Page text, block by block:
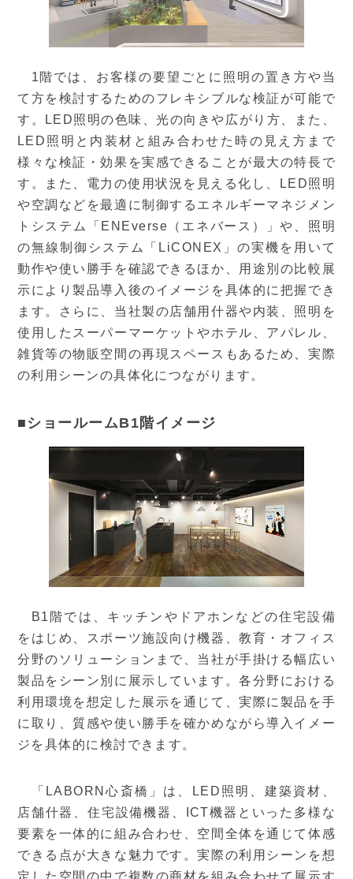
1階では、お客様の要望ごとに照明の置き方や当
て方を検討するためのフレキシブルな検証が可能で
す。LED照明の色味、光の向きや広がり方、また、
LED照明と内装材と組み合わせた時の見え方まで
様々な検証・効果を実感できることが最大の特長で
す。また、電力の使用状況を見える化し、LED照明
や空調などを最適に制御するエネルギーマネジメン
トシステム「ENEverse（エネバース）」や、照明
の無線制御システム「LiCONEX」の実機を用いて
動作や使い勝手を確認できるほか、用途別の比較展
示により製品導入後のイメージを具体的に把握でき
ます。さらに、当社製の店舗用什器や内装、照明を
使用したスーパーマーケットやホテル、アパレル、
雑貨等の物販空間の再現スペースもあるため、実際
の利用シーンの具体化につながります。
■ショールームB1階イメージ
B1階では、キッチンやドアホンなどの住宅設備
をはじめ、スポーツ施設向け機器、教育・オフィス
分野のソリューションまで、当社が手掛ける幅広い
製品をシーン別に展示しています。各分野における
利用環境を想定した展示を通じて、実際に製品を手
に取り、質感や使い勝手を確かめながら導入イメー
ジを具体的に検討できます。
「LABORN心斎橋」は、LED照明、建築資材、
店舗什器、住宅設備機器、ICT機器といった多様な
要素を一体的に組み合わせ、空間全体を通じて体感
できる点が大きな魅力です。実際の利用シーンを想